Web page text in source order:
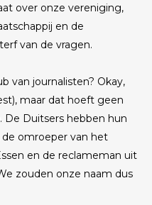
over onze vereniging,
en de
van de vragen.
van journalisten? Okay,
maar dat hoeft geen
De Duitsers hebben hun
de omroeper van het
en de reclameman uit
zouden onze naam dus